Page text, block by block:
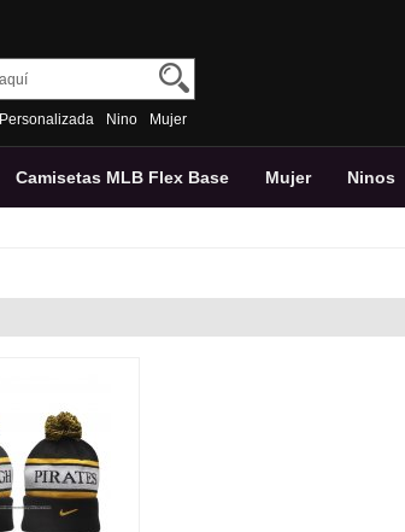
Personalizada Nino Mujer
Camisetas MLB Flex Base Mujer Ninos